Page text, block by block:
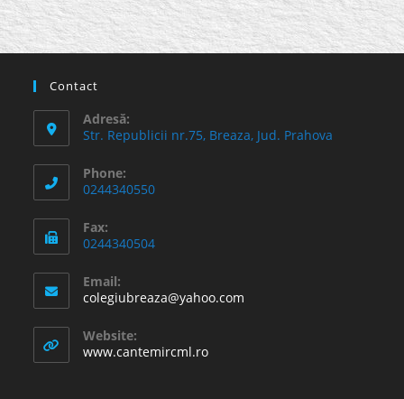
Contact
Adresă:
Str. Republicii nr.75, Breaza, Jud. Prahova
Phone:
0244340550
Fax:
0244340504
Email:
colegiubreaza@yahoo.com
Website:
www.cantemircml.ro